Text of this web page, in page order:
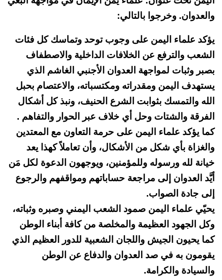
والعدوان. وخرجوا بالتالي:
يؤكد علماء اليمن على وجوب توحد وتماسك كل فئات
الشعب والترفع عن الخلافات الداخلية والاصطفاف
بصبر وثبات لمواجهة العدوان الأجنبي الغاشم الذي
يستهدف اليمن ومقدراته ومكتسباته، والاعتصام بحبل
الله والتمسك بثوابت الشرع الحنيف، ونبذ كل أشكال
الفرقة والشتات وحل أي خلاف عبر الحوار والتفاهم .
كما يؤكد علماء اليمن على حرمة التعاون مع المعتدين
والغزاة بأي شكل من الأشكال، وأن تعاملاً كهذا يعد
خيانة لله ورسوله وللمؤمنين، ويوجهون الدعوة لكل مَن
أيَّد العدوان إلى مراجعة حساباتهم ومواقفهم والرجوع
إلى جادة الصواب.
يحيّي علماء اليمن صمود الشعب اليمني وصبره وثباته،
وكل الجهود العظيمة والمخلصة من كافة أبناء الوطن
كما يحيون الجيش واللجان الشعبية للدور العظيم الذي
يقومون به في صد العدوان والدفاع عن الوطن
والسيادة والكرامة.